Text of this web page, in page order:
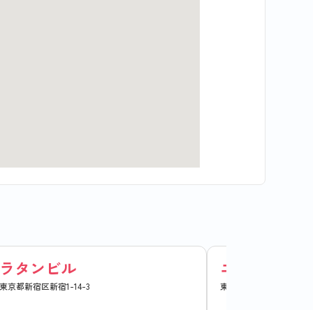
ラタンビル
東京都新宿区新宿1-14-3
エルハイム
東京都新宿区新宿2-13-